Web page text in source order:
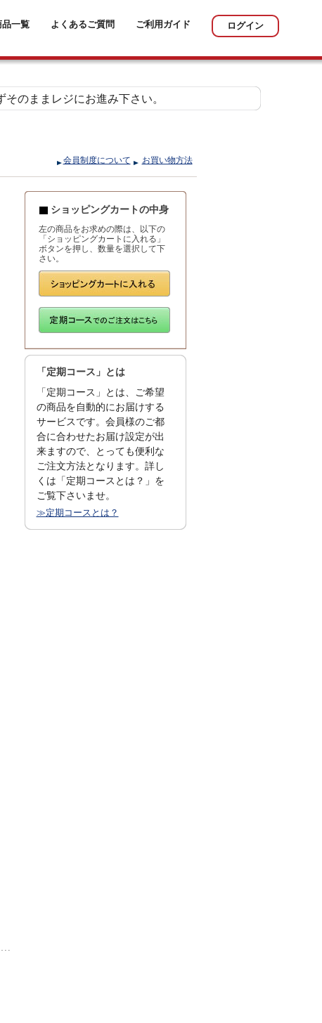
品一覧 よくあるご質問 ご利用ガイド ログイン
のままレジにお進み下さい。
会員制度について お買い物方法
ショッピングカートの中身
左の商品をお求めの際は、以下の
「ショッピングカートに入れる」
ボタンを押し、数量を選択して下
さい。
「定期コース」とは
「定期コース」とは、ご希望
の商品を自動的にお届けする
サービスです。会員様のご都
合に合わせたお届け設定が出
来ますので、とっても便利な
ご注文方法となります。詳し
くは「定期コースとは？」を
ご覧下さいませ。
≫定期コースとは？